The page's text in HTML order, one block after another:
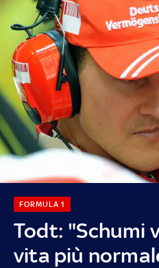
Todt: "Schumi
vita più
FORMULA 1